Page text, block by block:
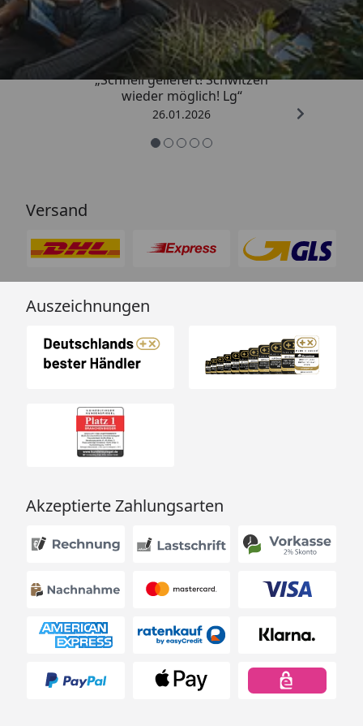
„Schnell geliefert! Schwitzen
wieder möglich! Lg“
26.01.2026
Versand
Auszeichnungen
Akzeptierte Zahlungsarten